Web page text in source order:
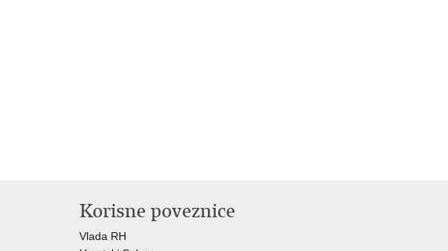
Korisne poveznice
Vlada RH